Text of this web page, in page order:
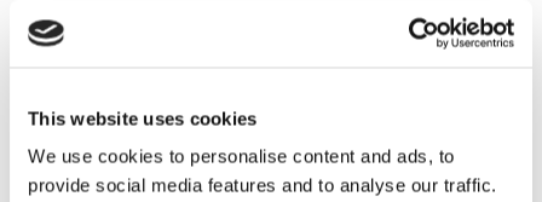
This website uses cookies
We use cookies to personalise content and ads, to
provide social media features and to analyse our traffic.
och har en besättning på 2.350 personer.
olika pooler, sex vattenrutschkanor och
40 olika restauranger och barer. Förutom